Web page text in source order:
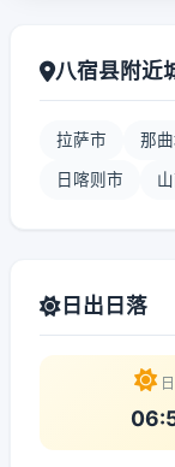
八宿县附近
拉萨市 那
日喀则市
日出日落